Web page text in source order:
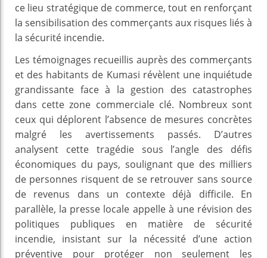
ce lieu stratégique de commerce, tout en renforçant
la sensibilisation des commerçants aux risques liés à
la sécurité incendie.
Les témoignages recueillis auprès des commerçants
et des habitants de Kumasi révèlent une inquiétude
grandissante face à la gestion des catastrophes
dans cette zone commerciale clé. Nombreux sont
ceux qui déplorent l’absence de mesures concrètes
malgré les avertissements passés. D’autres
analysent cette tragédie sous l’angle des défis
économiques du pays, soulignant que des milliers
de personnes risquent de se retrouver sans source
de revenus dans un contexte déjà difficile. En
parallèle, la presse locale appelle à une révision des
politiques publiques en matière de sécurité
incendie, insistant sur la nécessité d’une action
préventive pour protéger non seulement les